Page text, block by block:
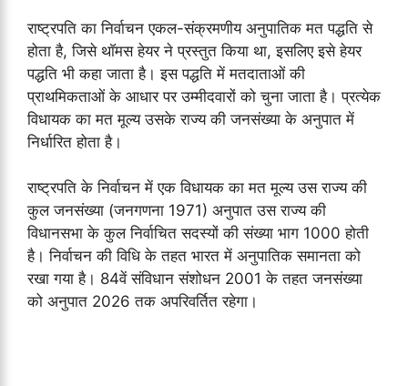
राष्ट्रपति का निर्वाचन एकल-संक्रमणीय अनुपातिक मत पद्धति से
होता है, जिसे थाॅमस हेयर ने प्रस्तुत किया था, इसलिए इसे हेयर
पद्धति भी कहा जाता है। इस पद्धति में मतदाताओं की
प्राथमिकताओं के आधार पर उम्मीदवारों को चुना जाता है। प्रत्येक
विधायक का मत मूल्य उसके राज्य की जनसंख्या के अनुपात में
निर्धारित होता है।
राष्ट्रपति के निर्वाचन में एक विधायक का मत मूल्य उस राज्य की
कुल जनसंख्या (जनगणना 1971) अनुपात उस राज्य की
विधानसभा के कुल निर्वाचित सदस्यों की संख्या भाग 1000 होती
है। निर्वाचन की विधि के तहत भारत में अनुपातिक समानता को
रखा गया है। 84वें संविधान संशोधन 2001 के तहत जनसंख्या
को अनुपात 2026 तक अपरिवर्तित रहेगा।